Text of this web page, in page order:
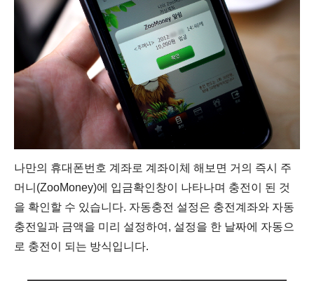
나만의 휴대폰번호 계좌로 계좌이체 해보면 거의 즉시 주
머니(ZooMoney)에 입금확인창이 나타나며 충전이 된 것
을 확인할 수 있습니다. 자동충전 설정은 충전계좌와 자동
충전일과 금액을 미리 설정하여, 설정을 한 날짜에 자동으
로 충전이 되는 방식입니다.